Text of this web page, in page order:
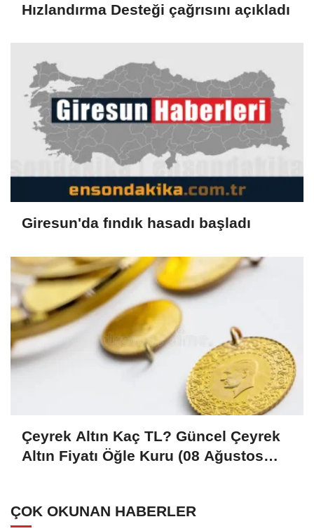
Hızlandırma Desteği çağrısını açıkladı
Giresun'da fındık hasadı başladı
Çeyrek Altın Kaç TL? Güncel Çeyrek
Altın Fiyatı Öğle Kuru (08 Ağustos
ÇOK OKUNAN HABERLER